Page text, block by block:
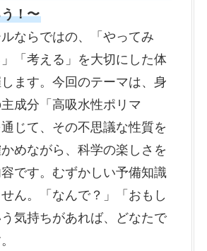
！〜
ならではの、「やってみ
「考える」を大切にした体
ます。今回のテーマは、身
成分「高吸水性ポリマ
じて、その不思議な性質を
めながら、科学の楽しさを
です。むずかしい予備知識
ん。「なんで？」「おもし
気持ちがあれば、どなたで